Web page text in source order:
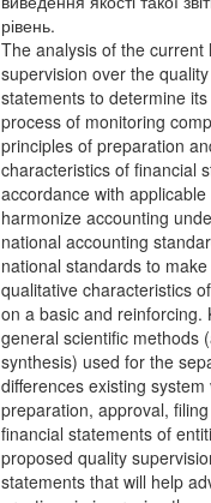
рівень.
The analysis of the current
supervision over the
statements to determine
process of monitoring
principles of preparation
characteristics of financial
accordance with
harmonize accounting
national accounting
national standards to
qualitative characteristics
on a basic and reinforcing.
general scientific methods
synthesis) used for the
differences existing system
preparation, approval,
financial statements of
proposed quality
statements that will help